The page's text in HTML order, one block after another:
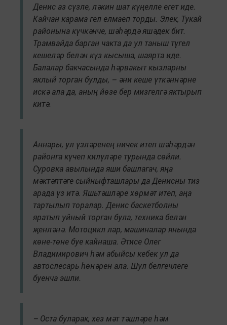
Денис аз сүзле, ләкин шат күңелле егет иде.
Кайчан карама гел елмаеп торды. Элек, Тукай
районына күчкәнче, шәһәрдә яшәдек бит.
Трамвайда барган чакта да ул таныш түгел
кешеләр белән күз кысыша, шаярта иде.
Балалар бакчасында һәрвакыт кызларны
яклый торган булды, – әни кеше үткәннәрне
искә ала да, аның йөзе бер мизгелгә яктырып
китә.
Аннары, ул үзләренең ничек итеп шәһәрдән
районга күчеп килүләре турында сөйли.
Суровка авылында яши башлагач, яңа
мәктәптәге сыйныфташлары да Денисны тиз
арада үз итә. Яшьтәшләре хөрмәт итеп, аңа
тартылып торалар. Денис баскетболны
яратып уйный торган була, техника белән
җенләнә. Мотоцикл лар, машиналар янында
көне-төне буе кайнаша. Әтисе Олег
Владимирович һәм абыйсы кебек ул да
автослесарь һөнәрен ала. Шул белгечлеге
буенча эшли.
– Оста буларак, хез мәт тәшләре һәм